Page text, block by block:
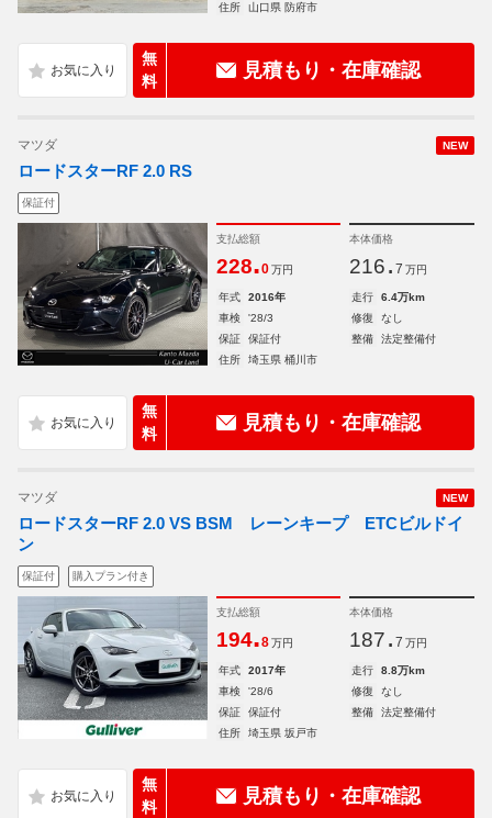
住所
山口県 防府市
無
料
見積もり・在庫確認
NEW
マツダ
ロードスターRF 2.0 RS
保証付
支払総額
228.0 万円
本体価格
216. 7 万円
年式 2016年 走行
6.4万km
車検
'28/3 修復
なし
保証
保証付 整備
法定整備付
住所
埼玉県 桶川市
無
料
見積もり・在庫確認
NEW
マツダ
ロードスターRF 2.0 VS BSM レーンキープ ETCビルドイ
ン
保証付 購入プラン付き
支払総額
194.8 万円
本体価格
187. 7 万円
年式 2017年 走行
8.8万km
車検
'28/6 修復
なし
保証
保証付 整備
法定整備付
住所
埼玉県 坂戸市
無
料
見積もり・在庫確認